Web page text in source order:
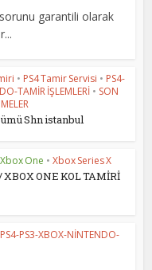
garantili olarak
• PS4 Tamir Servisi • PS4-
TAMİR İŞLEMLERİ • SON
Shn istanbul
Xbox One • Xbox Series X
XBOX ONE KOL TAMİRİ
PS4-PS3-XBOX-NİNTENDO-